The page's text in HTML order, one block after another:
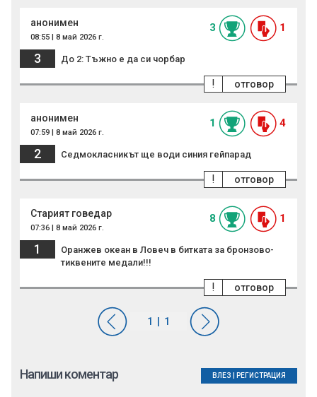
анонимен
08:55 | 8 май 2026 г.
3 1
3 До 2: Тъжно е да си чорбар
отговор
!
анонимен
07:59 | 8 май 2026 г.
1 4
2 Седмокласникът ще води синия гейпарад
отговор
!
Старият говедар
07:36 | 8 май 2026 г.
8 1
1
Оранжев океан в Ловеч в битката за бронзово-
тиквените медали!!!
отговор
!
Напиши коментар ВЛЕЗ РЕГИСТРАЦИЯ